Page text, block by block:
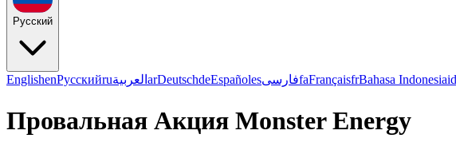
Русский
EnglishenРусскийruالعربية arDeutschdeEspañolesفارسیfaFrançaisfrBahasa Indonesiaid
Провальная Акция Monster Energy